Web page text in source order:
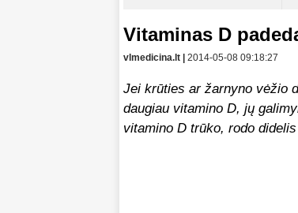
Vitaminas D
vlmedicina.lt | 2014-05-08 09:18:27
Jei krūties ar žarnyno vėžio
daugiau vitamino D, jų
vitamino D trūko, rodo